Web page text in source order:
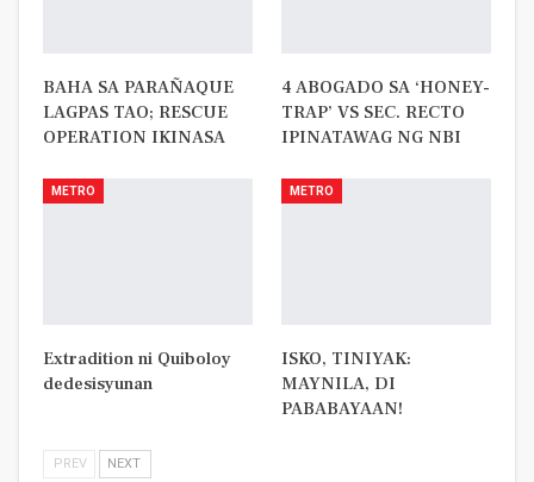
BAHA SA PARAÑAQUE
LAGPAS TAO; RESCUE
OPERATION IKINASA
4 ABOGADO SA ‘HONEY-
TRAP’ VS SEC. RECTO
IPINATAWAG NG NBI
METRO
Extradition ni Quiboloy
dedesisyunan
METRO
ISKO, TINIYAK:
MAYNILA, DI
PABABAYAAN!
PREV NEXT